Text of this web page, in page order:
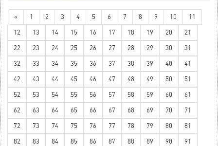
« 1 2 3 4 5 6 7 8 9 10 11
12 13 14 15 16 17 18 19 20 21
22 23 24 25 26 27 28 29 30 31
32 33 34 35 36 37 38 39 40 41
42 43 44 45 46 47 48 49 50 51
52 53 54 55 56 57 58 59 60 61
62 63 64 65 66 67 68 69 70 71
72 73 74 75 76 77 78 79 80 81
82 83 84 85 86 87 88 89 90 91